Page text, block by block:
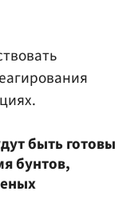
быть готовы
бунтов,